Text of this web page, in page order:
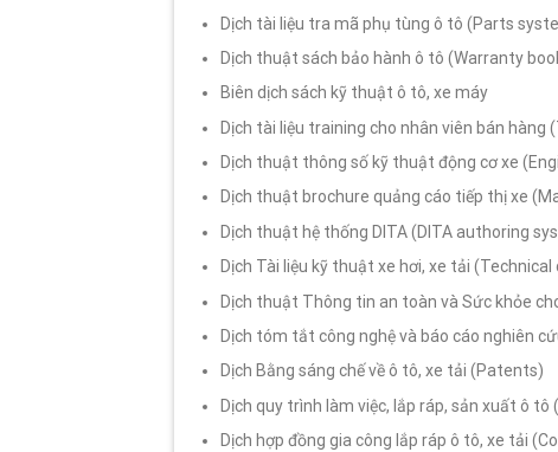
Dịch tài liệu tra mã phụ tùng ô tô (Parts
Dịch thuật sách bảo hành ô tô (Warranty
Biên dịch sách kỹ thuật ô tô, xe máy
Dịch tài liệu training cho nhân viên bán hàng
Dịch thuật thông số kỹ thuật động cơ xe
Dịch thuật brochure quảng cáo tiếp thị xe
Dịch thuật hệ thống DITA (DITA authoring
Dịch Tài liệu kỹ thuật xe hơi, xe tải
Dịch thuật Thông tin an toàn và Sức khỏe
Dịch tóm tắt công nghệ và báo cáo nghiên
Dịch Bằng sáng chế về ô tô, xe tải (Patents)
Dịch quy trình làm việc, lắp ráp, sản xuất ô tô
Dịch hợp đồng gia công lắp ráp ô tô, xe tải